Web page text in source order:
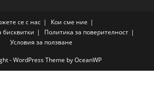
се с нас
Кои сме ние
бисквитки
Политика за поверителност
Условия за ползване
- WordPress Theme by OceanWP